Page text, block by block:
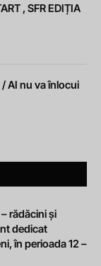
, SFR EDIȚIA
/ AI nu va înlocui
rădăcini și
dedicat
în perioada 12 –